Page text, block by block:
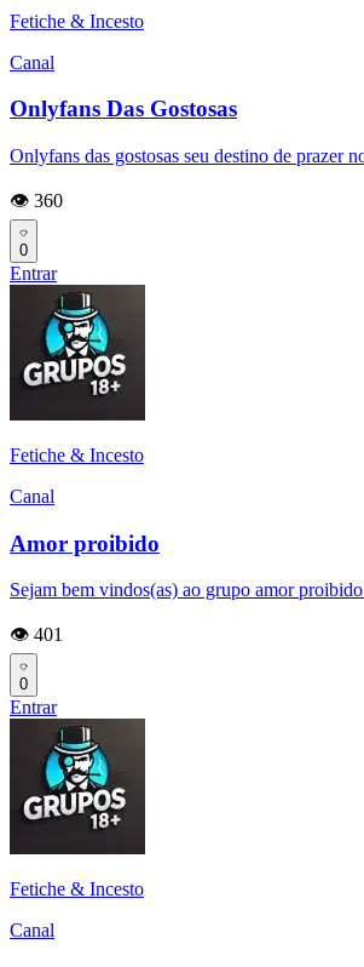
Fetiche & Incesto
Canal
Onlyfans Das Gostosas
Onlyfans das gostosas seu destino de prazer
👁️ 360
0
Entrar
Fetiche & Incesto
Canal
Amor proibido
Sejam bem vindos(as) ao grupo amor
👁️ 401
0
Entrar
Fetiche & Incesto
Canal